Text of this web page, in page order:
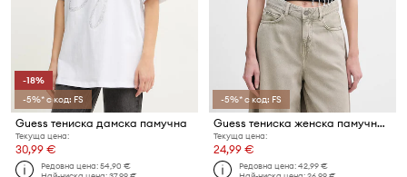
-18%
-5%* с код: FS
Guess тениска дамска памучна
Текуща цена:
30,99 €
Редовна цена:54,90 €
-5%* с код: FS
Guess тениска женска памучна ELISABETTE
Текуща цена:
24,99 €
Редовна цена:42,99 €